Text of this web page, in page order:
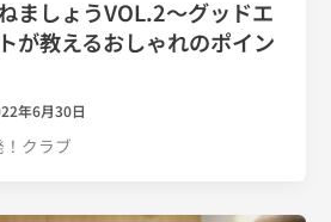
ましょうVOL.2〜グッドエ
が教えるおしゃれのポイン
年6月30日
！クラブ